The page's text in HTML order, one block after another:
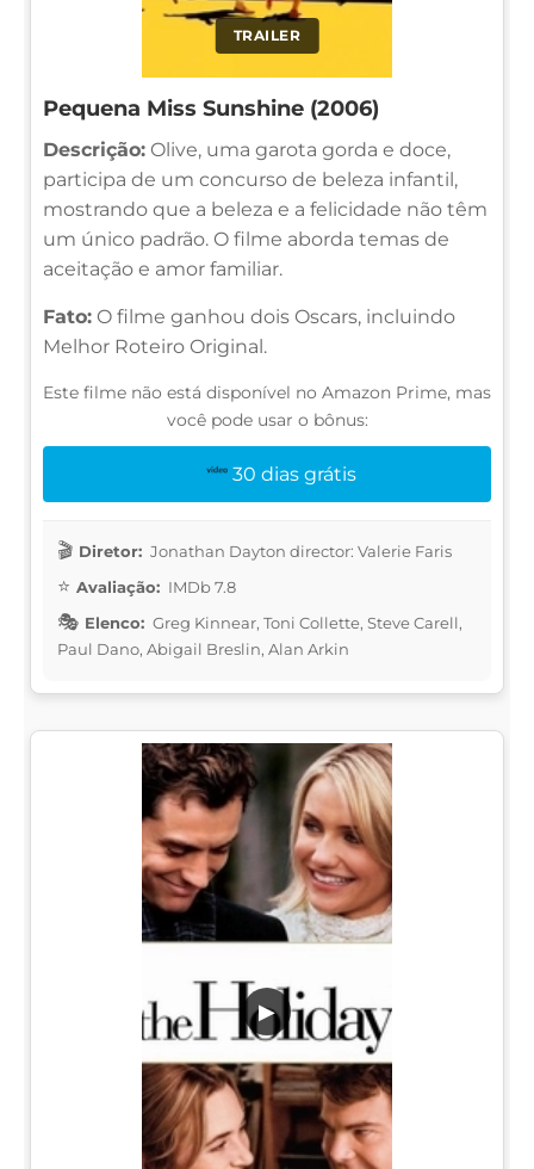
TRAILER
Pequena Miss Sunshine (2006)
Descrição: Olive, uma garota gorda e doce,
participa de um concurso de beleza infantil,
mostrando que a beleza e a felicidade não têm
um único padrão. O filme aborda temas de
aceitação e amor familiar.
Fato: O filme ganhou dois Oscars, incluindo
Melhor Roteiro Original.
Este filme não está disponível no Amazon Prime, mas
você pode usar o bônus:
30 dias grátis
Diretor: Jonathan Dayton director: Valerie Faris
Avaliação: IMDb 7.8
Elenco: Greg Kinnear, Toni Collette, Steve Carell,
Paul Dano, Abigail Breslin, Alan Arkin
▶